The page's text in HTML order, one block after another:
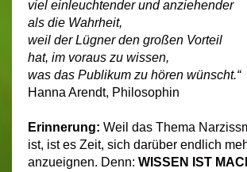
viel einleuchtender und anziehender
als die Wahrheit,
weil der Lügner den großen Vorteil
hat, im voraus zu wissen,
was das Publikum zu hören wünscht.“
Hanna Arendt, Philosophin
Erinnerung: Weil das Thema
ist, ist es Zeit, sich darüber endlich
anzueignen. Denn: WISSEN IST